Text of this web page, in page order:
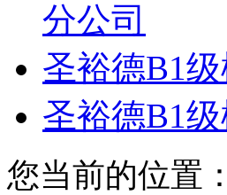
分公司
圣裕德B1
圣裕德B1
您当前的位置：